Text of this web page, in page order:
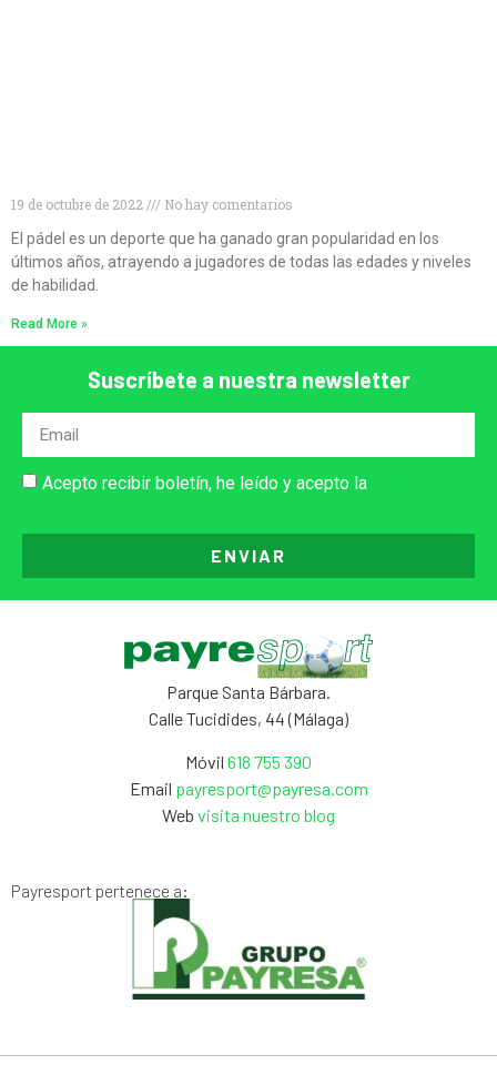
19 de octubre de 2022
No hay comentarios
El pádel es un deporte que ha ganado gran popularidad en los
últimos años, atrayendo a jugadores de todas las edades y niveles
de habilidad.
Read More »
Suscríbete a nuestra newsletter
Acepto recibir boletín, he leído y acepto la
ENVIAR
Parque Santa Bárbara.
Calle Tucidides, 44 (Málaga)
Móvil 618 755 390
Email payresport@payresa.com
Web visita nuestro blog
Payresport pertenece a: